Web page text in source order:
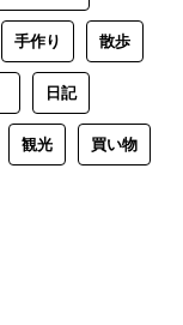
手作り 散歩
日記
観光 買い物